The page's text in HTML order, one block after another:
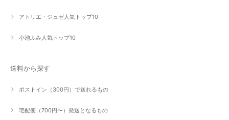
アトリエ・ジュゼ人気トップ10
小池ふみ人気トップ10
送料から探す
ポストイン（300円）で送れるもの
宅配便（700円〜）発送となるもの